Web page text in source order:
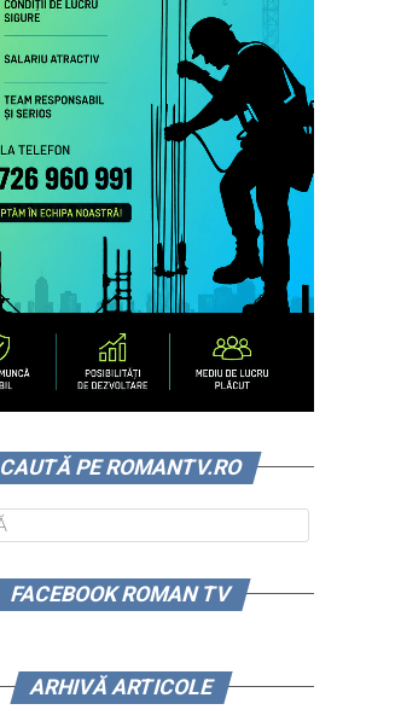
CAUTĂ PE ROMANTV.RO
FACEBOOK ROMAN TV
ARHIVĂ ARTICOLE